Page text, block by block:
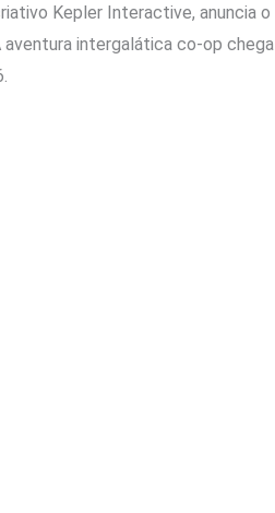
Kepler Interactive, anuncia o
aventura intergalática co-op chega